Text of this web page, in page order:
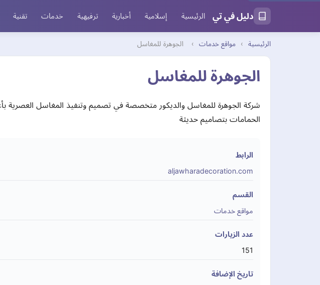
دليل في تي الرئيسية إسلامية أخبارية ترفيهية خدمات تقنية
الرئيسية › مواقع خدمات › الجوهرة للمغاسل
الجوهرة للمغاسل
شركة الجوهرة للمغاسل والديكور متخصصة في تصميم وتنفيذ المغاسل العصرية
الحمامات بتصاميم حديثة
الرابط
aljawharadecoration.com
القسم
مواقع خدمات
عدد الزيارات
151
تاريخ الإضافة